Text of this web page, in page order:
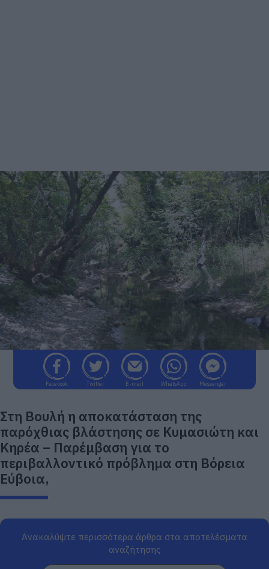
Facebook Twitter E-mail WhatsApp Messenger
Στη Βουλή η αποκατάσταση της
παρόχθιας βλάστησης σε Κυμασιώτη και
Κηρέα – Παρέμβαση για το
περιβαλλοντικό πρόβλημα στη Βόρεια
Εύβοια,
Ανακαλύψτε περισσότερα άρθρα στα αποτελέσματα
αναζήτησης